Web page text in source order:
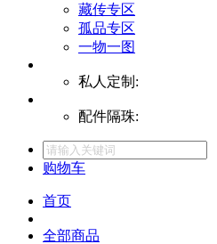
藏传专区
孤品专区
一物一图
私人定制:
配件隔珠:
购物车
首页
全部商品